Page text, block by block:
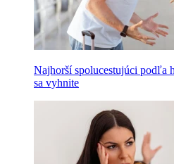
Najhorší spolucestujúci podľa
sa vyhnite